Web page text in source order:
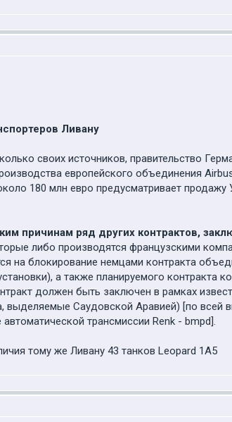
Ливану
своих источников, правительство
европейского объединения
180 млн евро предусматривает продажу
причинам ряд других контрактов,
либо производятся французскими
на блокирование немцами контракта
а также планируемого контракта
должен быть заключен в рамках
Саудовской Аравией) [по всей
трансмиссии Renk - bmpd].
тому же Ливану 43 танков Leopard 1A5